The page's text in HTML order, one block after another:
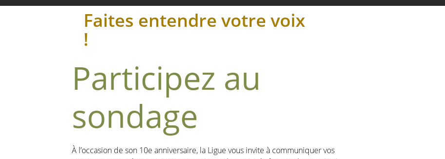
Faites entendre votre voix
!
Participez au
sondage
À l’occasion de son 10e anniversaire, la Ligue vous invite à communiquer vos